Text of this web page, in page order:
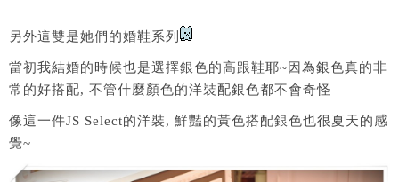
另外這雙是她們的婚鞋系列
當初我結婚的時候也是選擇銀色的高跟鞋耶~因為銀色真的非
常的好搭配, 不管什麼顏色的洋裝配銀色都不會奇怪
像這一件JS Select的洋裝, 鮮豔的黃色搭配銀色也很夏天的感
覺~